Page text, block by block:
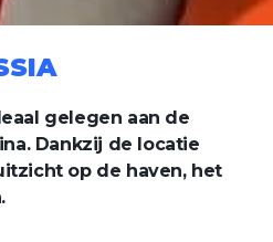
gelegen aan de
Dankzij de locatie
op de haven, het